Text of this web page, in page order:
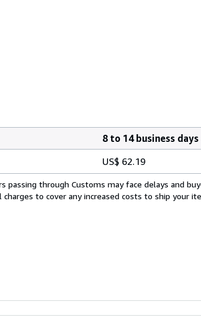
8 to 14 business days
US$ 62.19
passing through Customs may face delays and
to cover any increased costs to ship your